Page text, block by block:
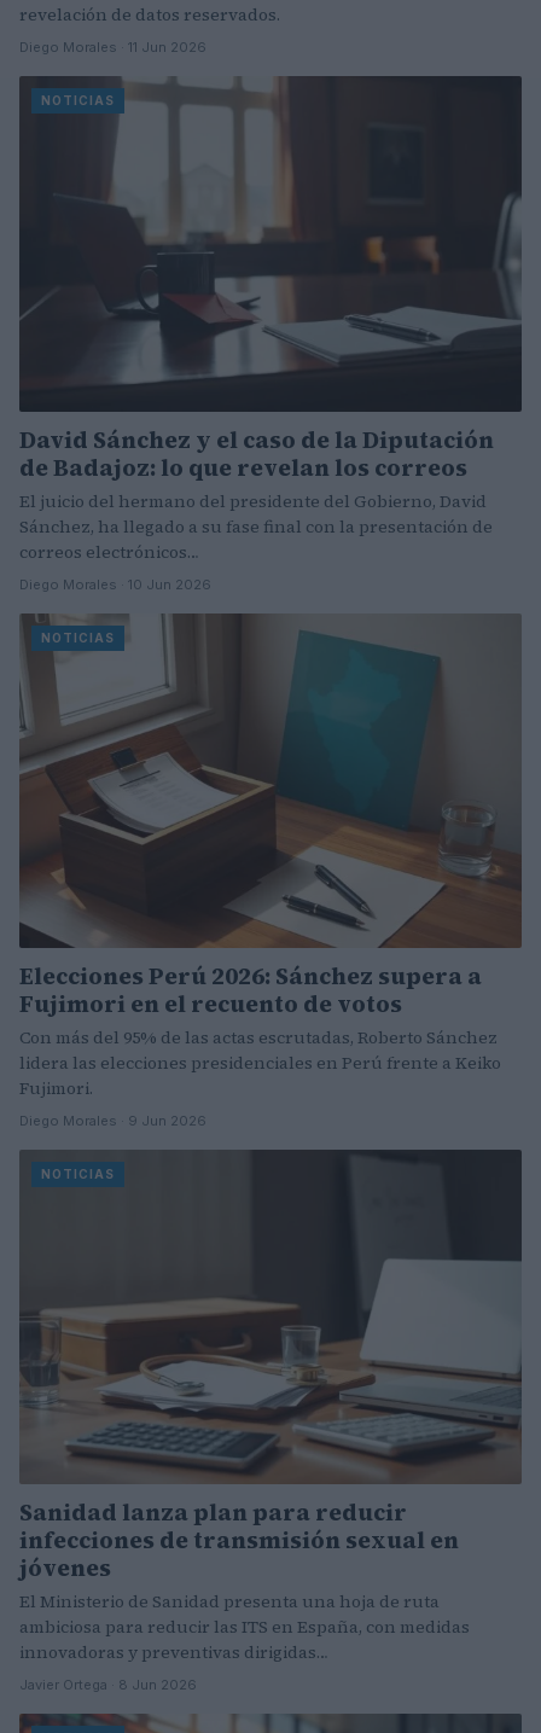
revelación de datos reservados.
Diego Morales · 11 Jun 2026
NOTICIAS
David Sánchez y el caso de la Diputación
de Badajoz: lo que revelan los correos
El juicio del hermano del presidente del Gobierno, David
Sánchez, ha llegado a su fase final con la presentación de
correos electrónicos…
Diego Morales · 10 Jun 2026
NOTICIAS
Elecciones Perú 2026: Sánchez supera a
Fujimori en el recuento de votos
Con más del 95% de las actas escrutadas, Roberto Sánchez
lidera las elecciones presidenciales en Perú frente a Keiko
Fujimori.
Diego Morales · 9 Jun 2026
NOTICIAS
Sanidad lanza plan para reducir
infecciones de transmisión sexual en
jóvenes
El Ministerio de Sanidad presenta una hoja de ruta
ambiciosa para reducir las ITS en España, con medidas
innovadoras y preventivas dirigidas…
Javier Ortega · 8 Jun 2026